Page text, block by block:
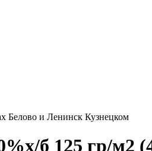
Белово и Ленинск Кузнецком
б 125 гр/м2